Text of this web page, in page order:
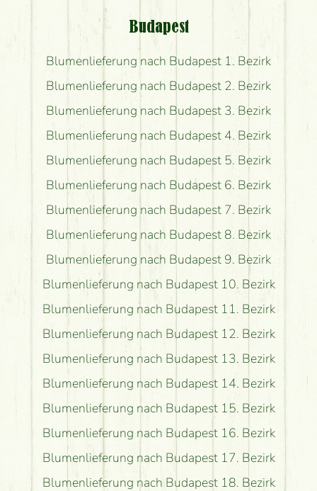
Budapest
Blumenlieferung nach Budapest 1. Bezirk
Blumenlieferung nach Budapest 2. Bezirk
Blumenlieferung nach Budapest 3. Bezirk
Blumenlieferung nach Budapest 4. Bezirk
Blumenlieferung nach Budapest 5. Bezirk
Blumenlieferung nach Budapest 6. Bezirk
Blumenlieferung nach Budapest 7. Bezirk
Blumenlieferung nach Budapest 8. Bezirk
Blumenlieferung nach Budapest 9. Bezirk
Blumenlieferung nach Budapest 10. Bezirk
Blumenlieferung nach Budapest 11. Bezirk
Blumenlieferung nach Budapest 12. Bezirk
Blumenlieferung nach Budapest 13. Bezirk
Blumenlieferung nach Budapest 14. Bezirk
Blumenlieferung nach Budapest 15. Bezirk
Blumenlieferung nach Budapest 16. Bezirk
Blumenlieferung nach Budapest 17. Bezirk
Blumenlieferung nach Budapest 18. Bezirk